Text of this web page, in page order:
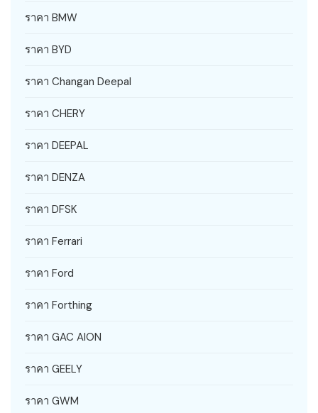
ราคา BMW
ราคา BYD
ราคา Changan Deepal
ราคา CHERY
ราคา DEEPAL
ราคา DENZA
ราคา DFSK
ราคา Ferrari
ราคา Ford
ราคา Forthing
ราคา GAC AION
ราคา GEELY
ราคา GWM